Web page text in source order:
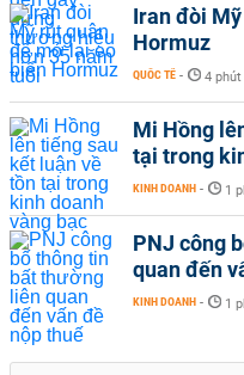
Iran đòi
Hormuz
QUỐC TẾ - 4
Mi Hồng
tại trong
KINH DOANH - 1
PNJ công
quan đến
KINH DOANH - 1